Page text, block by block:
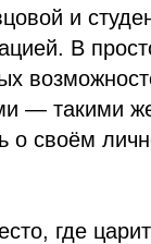
и
В
— такими
о своём
где